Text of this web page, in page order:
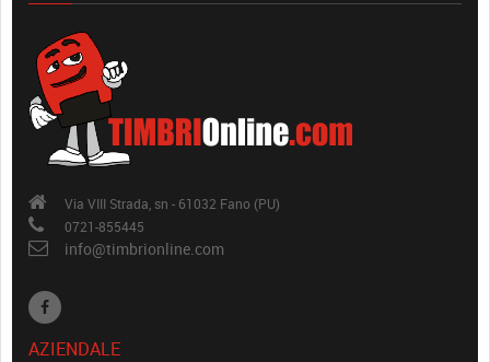
Via VIII Strada, sn - 61032 Fano (PU)
0721-855445
info@timbrionline.com
AZIENDALE